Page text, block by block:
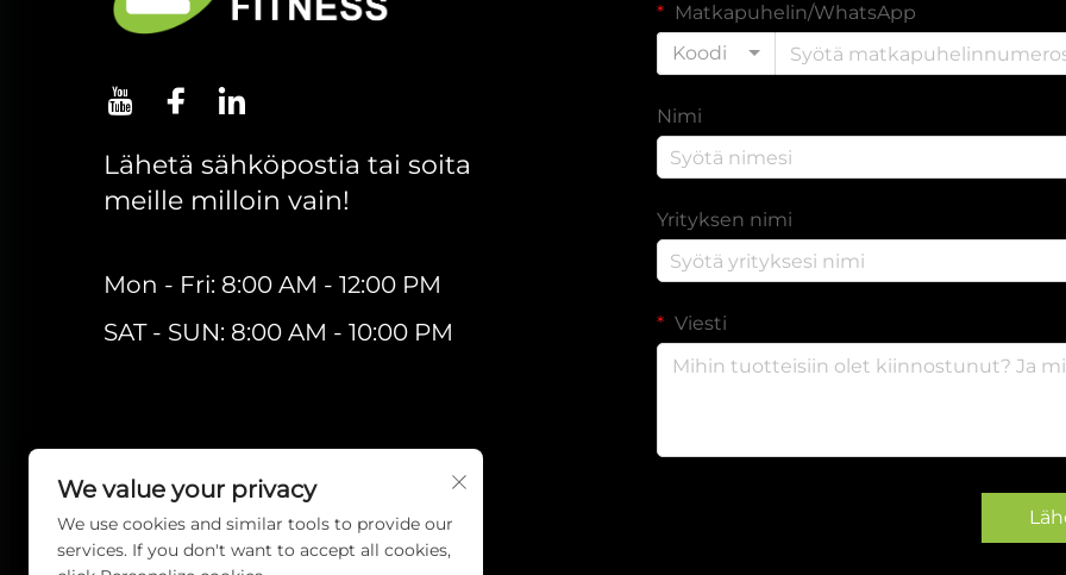
Lähetä sähköpostia tai soita
meille milloin vain!
Mon - Fri: 8:00 AM - 12:00 PM
SAT - SUN: 8:00 AM - 10:00 PM
Matkapuhelin/WhatsApp
Koodi
Nimi
Yrityksen nimi
Viesti
We value your privacy
We use cookies and similar tools to provide our
services. If you don't want to accept all cookies,